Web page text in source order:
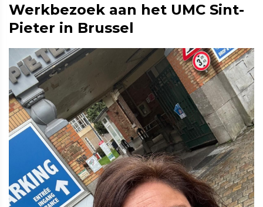
Werkbezoek aan het UMC Sint-
Pieter in Brussel